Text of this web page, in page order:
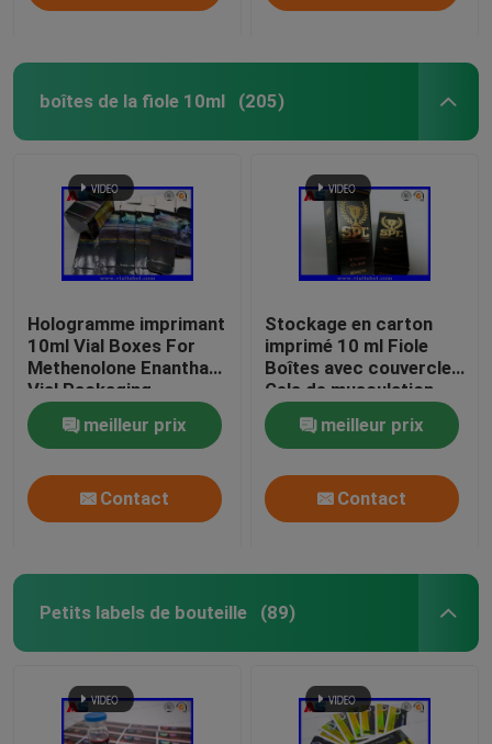
boîtes de la fiole 10ml (205)
Hologramme imprimant
10ml Vial Boxes For
Methenolone Enanthate
Vial Packaging
meilleur prix
Contact
Stockage en carton
imprimé 10 ml Fiole
Boîtes avec couvercles
Gels de musculation
Foil d' or Emballage
Foil d' or / effet
hologramme
meilleur prix
Contact
Petits labels de bouteille (89)